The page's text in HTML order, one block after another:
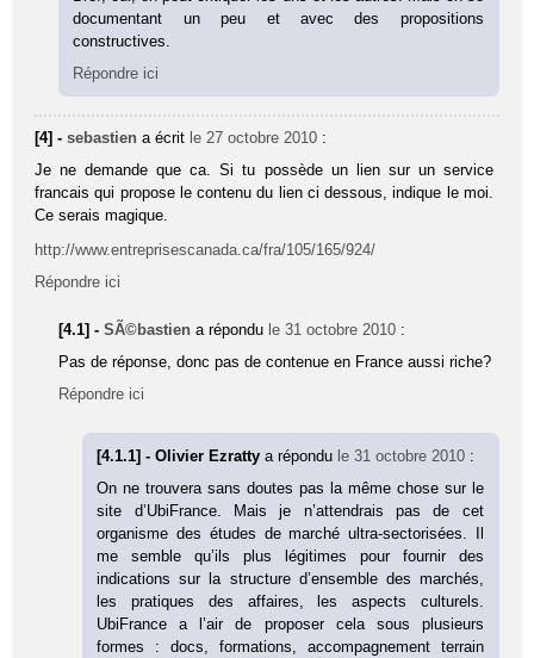
documentant un peu et avec des propositions
constructives.
Répondre ici
[4] -sebastien a écrit le 27 octobre 2010 :
Je ne demande que ca. Si tu possède un lien sur un service
francais qui propose le contenu du lien ci dessous, indique le moi.
Ce serais magique.
http://www.entreprisescanada.ca/fra/105/165/924/
Répondre ici
[4.1] -SÃ©bastien a répondu le 31 octobre 2010 :
Pas de réponse, donc pas de contenue en France aussi riche?
Répondre ici
[4.1.1] - Olivier Ezrattya répondu le 31 octobre 2010 :
On ne trouvera sans doutes pas la même chose sur le
site d’UbiFrance. Mais je n’attendrais pas de cet
organisme des études de marché ultra-sectorisées. Il
me semble qu’ils plus légitimes pour fournir des
indications sur la structure d’ensemble des marchés,
les pratiques des affaires, les aspects culturels.
UbiFrance a l’air de proposer cela sous plusieurs
formes : docs, formations, accompagnement terrain